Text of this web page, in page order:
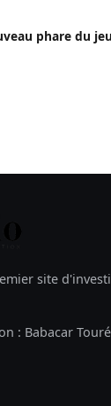
phare du
site
: Babacar Touré